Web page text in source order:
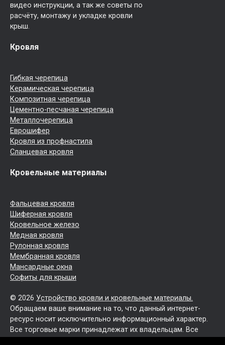
видео инструкции, а так же советы по
расчёту, монтажу и укладке кровли
крыш.
Кровля
Гибкая черепица
Керамическая черепица
Композитная черепица
Цементно-песчаная черепица
Металлочерепица
Еврошифер
Кровля из профнастила
Сланцевая кровля
Кровельные материалы
Фальцевая кровля
Шиферная кровля
Кровельное железо
Медная кровля
Рулонная кровля
Мембранная кровля
Мансардные окна
Софиты для крыши
© 2026 Устройство кровли и кровельные материалы.
Обращаем ваше внимание на то, что данный интернет-
ресурс носит исключительно информационный характер.
Все торговые марки принадлежат их владельцам. Все